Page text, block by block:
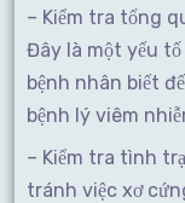
– Kiểm tra tổng
Đây là một yếu
bệnh nhân biết
bệnh lý viêm
– Kiểm tra tình
tránh việc xơ